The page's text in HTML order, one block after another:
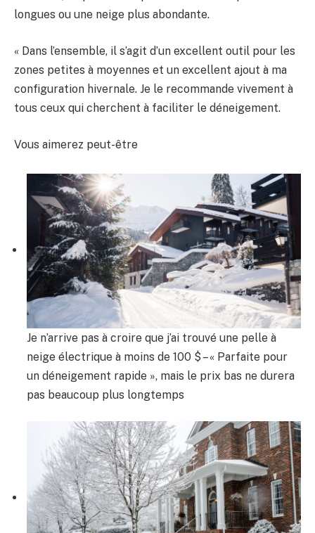
longues ou une neige plus abondante.
« Dans l’ensemble, il s’agit d’un excellent outil pour les
zones petites à moyennes et un excellent ajout à ma
configuration hivernale. Je le recommande vivement à
tous ceux qui cherchent à faciliter le déneigement.
Vous aimerez peut-être
Je n’arrive pas à croire que j’ai trouvé une pelle à
neige électrique à moins de 100 $ – « Parfaite pour
un déneigement rapide », mais le prix bas ne durera
pas beaucoup plus longtemps